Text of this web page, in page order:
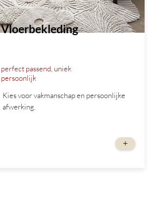
Vloerbekleding
perfect passend, uniek
persoonlijk
Kies voor vakmanschap en persoonlijke
afwerking.
+